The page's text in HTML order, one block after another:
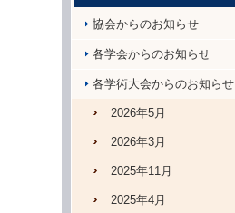
協会からのお知らせ
各学会からのお知らせ
各学術大会からのお知らせ
2026年5月
2026年3月
2025年11月
2025年4月